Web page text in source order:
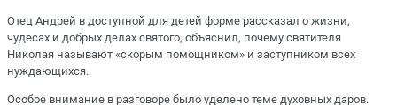
Отец Андрей в доступной для детей форме рассказал о жизни,
чудесах и добрых делах святого, объяснил, почему святителя
Николая называют «скорым помощником» и заступником всех
нуждающихся.
Особое внимание в разговоре было уделено теме духовных даров.